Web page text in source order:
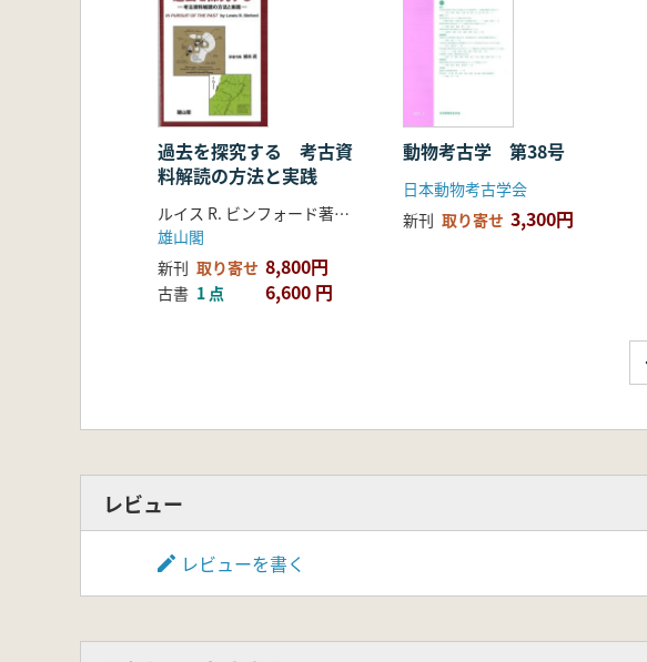
過去を探究する 考古資
料解読の方法と実践
ルイス R. ビンフォード著 植木 武 翻訳
雄山閣
新刊 取り寄せ 8,800円
古書 1 点 6,600 円
動物考古学 第38号
日本動物考古学会
新刊 取り寄せ 3,300円
レビュー
レビューを書く